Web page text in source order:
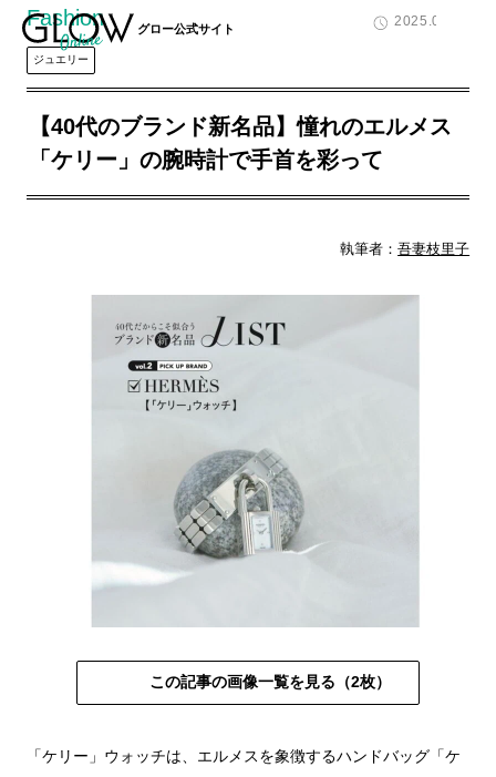
グロー公式サイト
2025.06.29
Fashion
ジュエリー
【40代のブランド新名品】憧れのエルメス
「ケリー」の腕時計で手首を彩って
執筆者：吾妻枝里子
この記事の画像一覧を見る（2枚）
「ケリー」ウォッチは、エルメスを象徴するハンドバッグ「ケ